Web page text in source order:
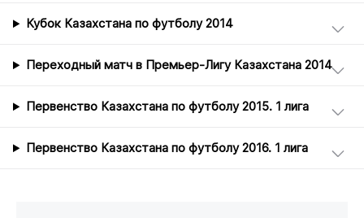
Кубок Казахстана по футболу 2014
Переходный матч в Премьер-Лигу Казахстана 2014
Первенство Казахстана по футболу 2015. 1 лига
Первенство Казахстана по футболу 2016. 1 лига